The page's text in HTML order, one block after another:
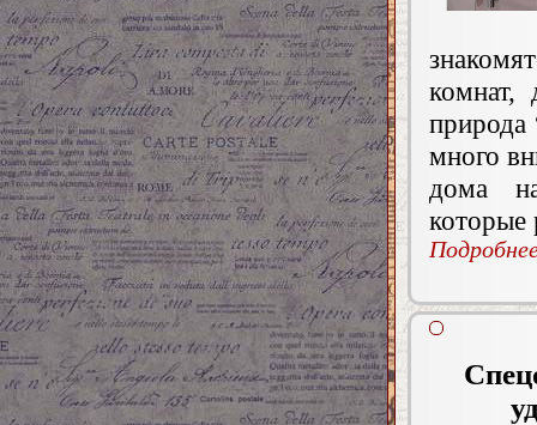
комнат,
природа
много
дома
которые